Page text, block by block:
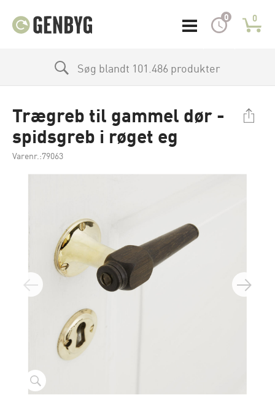
0 0
Søg blandt 101.486 produkter
Trægreb til gammel dør -
spidsgreb i røget eg
Varenr.:79063